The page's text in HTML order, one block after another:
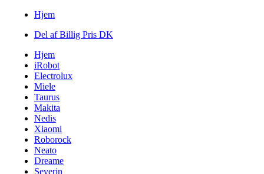
Hjem
Del af Billig Pris DK
Hjem
iRobot
Electrolux
Miele
Taurus
Makita
Nedis
Xiaomi
Roborock
Neato
Dreame
Severin